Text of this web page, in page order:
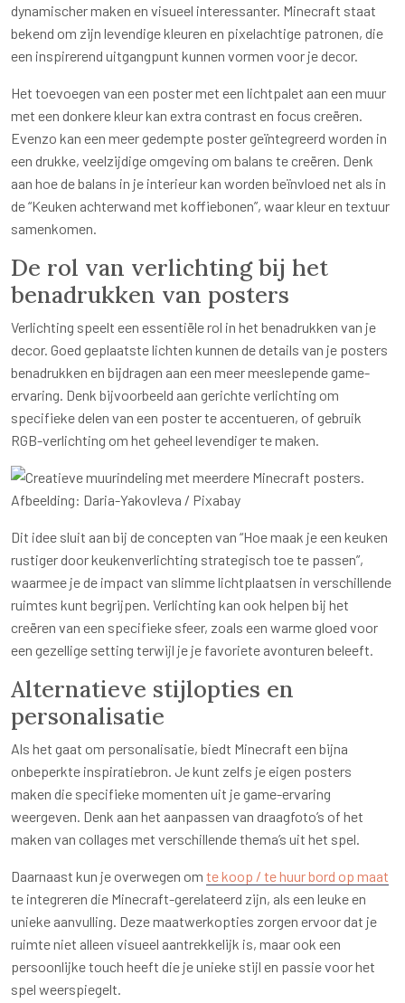
dynamischer maken en visueel interessanter. Minecraft staat
bekend om zijn levendige kleuren en pixelachtige patronen, die
een inspirerend uitgangpunt kunnen vormen voor je decor.
Het toevoegen van een poster met een lichtpalet aan een muur
met een donkere kleur kan extra contrast en focus creëren.
Evenzo kan een meer gedempte poster geïntegreerd worden in
een drukke, veelzijdige omgeving om balans te creëren. Denk
aan hoe de balans in je interieur kan worden beïnvloed net als in
de “Keuken achterwand met koffiebonen”, waar kleur en textuur
samenkomen.
De rol van verlichting bij het
benadrukken van posters
Verlichting speelt een essentiële rol in het benadrukken van je
decor. Goed geplaatste lichten kunnen de details van je posters
benadrukken en bijdragen aan een meer meeslepende game-
ervaring. Denk bijvoorbeeld aan gerichte verlichting om
specifieke delen van een poster te accentueren, of gebruik
RGB-verlichting om het geheel levendiger te maken.
Afbeelding: Daria-Yakovleva / Pixabay
Dit idee sluit aan bij de concepten van “Hoe maak je een keuken
rustiger door keukenverlichting strategisch toe te passen”,
waarmee je de impact van slimme lichtplaatsen in verschillende
ruimtes kunt begrijpen. Verlichting kan ook helpen bij het
creëren van een specifieke sfeer, zoals een warme gloed voor
een gezellige setting terwijl je je favoriete avonturen beleeft.
Alternatieve stijlopties en
personalisatie
Als het gaat om personalisatie, biedt Minecraft een bijna
onbeperkte inspiratiebron. Je kunt zelfs je eigen posters
maken die specifieke momenten uit je game-ervaring
weergeven. Denk aan het aanpassen van draagfoto’s of het
maken van collages met verschillende thema’s uit het spel.
Daarnaast kun je overwegen om te koop / te huur bord op maat
te integreren die Minecraft-gerelateerd zijn, als een leuke en
unieke aanvulling. Deze maatwerkopties zorgen ervoor dat je
ruimte niet alleen visueel aantrekkelijk is, maar ook een
persoonlijke touch heeft die je unieke stijl en passie voor het
spel weerspiegelt.